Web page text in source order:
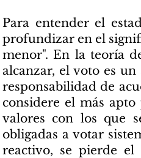
Para entender el
profundizar en el
menor". En la teoría
alcanzar, el voto es
responsabilidad de
considere el más
valores con los que
obligadas a votar
reactivo, se pierde el